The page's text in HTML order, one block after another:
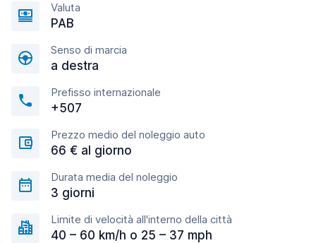
Valuta
PAB
Senso di marcia
a destra
Prefisso internazionale
+507
Prezzo medio del noleggio auto
66 € al giorno
Durata media del noleggio
3 giorni
Limite di velocità all'interno della città
40 – 60 km/h o 25 – 37 mph